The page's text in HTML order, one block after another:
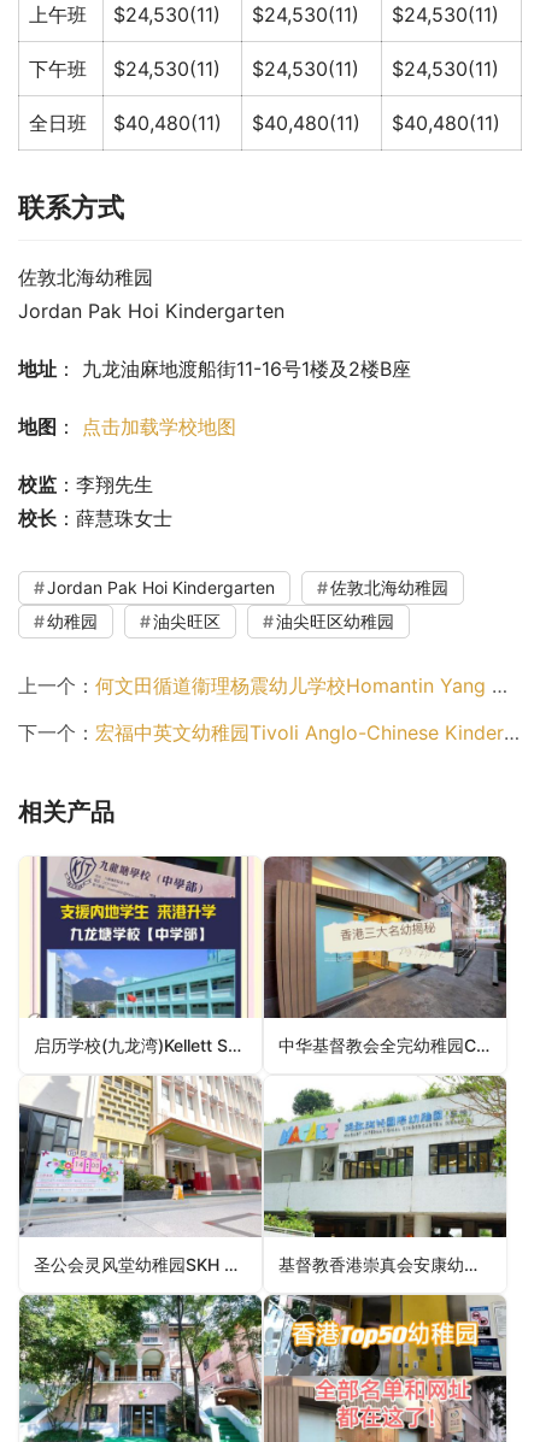
上午班 $24,530(11) $24,530(11) $24,530(11)
下午班 $24,530(11) $24,530(11) $24,530(11)
全日班 $40,480(11) $40,480(11) $40,480(11)
联系方式
佐敦北海幼稚园
Jordan Pak Hoi Kindergarten
地址 ： 九龙油麻地渡船街11-16号1楼及2楼B座
地图 ： 点击加载学校地图
校监 ：李翔先生
校长 ：薛慧珠女士
Jordan Pak Hoi Kindergarten
佐敦北海幼稚园
幼稚园
油尖旺区 油尖旺区幼稚园
上一个： 何文田循道衞理杨震幼儿学校Homantin Yang Memorial Methodist Pre-School（九龙城区幼稚园）
下一个： 宏福中英文幼稚园Tivoli Anglo-Chinese Kindergarten（葵青区幼稚园）
相关产品
启历学校(九龙湾)Kellett School (Kowloon Bay campus)（观塘区幼稚园） 中华基督教会全完幼稚园CCC Chuen Yuen Kindergarten（葵青区幼稚园）
圣公会灵风堂幼稚园SKH Holy Spirit Church Kindergarten（沙田区幼稚园） 基督教香港崇真会安康幼儿学校(顺宁道)Tsung Tsin Mission of HK On Hong Nursery School (Shun Ning)（深水埗区幼稚园）